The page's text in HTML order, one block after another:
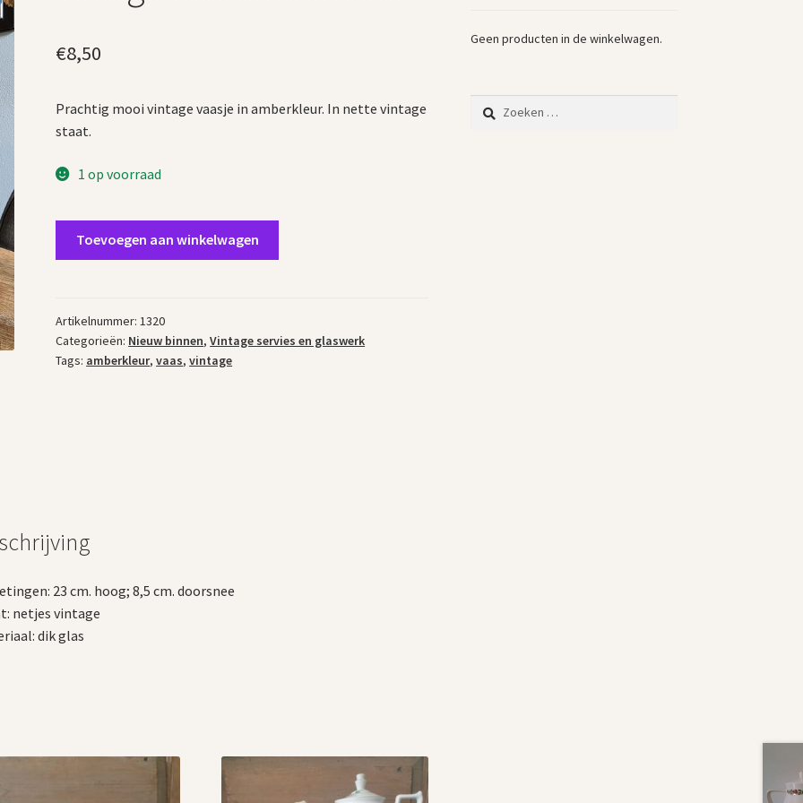
€8,50
Prachtig mooi vintage vaasje in amberkleur. In nette vintage
staat.
1 op voorraad
Toevoegen aan winkelwagen
Artikelnummer:1320
Categorieën: Nieuw binnen,Vintage servies en glaswerk
Tags: amberkleur,vaas,vintage
23 cm. hoog; 8,5 cm. doorsnee
netjes vintage
dik glas
Geen producten in de winkelwagen.
Zoeken
naar: